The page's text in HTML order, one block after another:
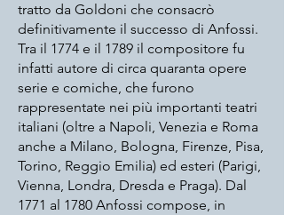
tratto da Goldoni che consacrò
definitivamente il successo di Anfossi.
Tra il 1774 e il 1789 il compositore fu
infatti autore di circa quaranta opere
serie e comiche, che furono
rappresentate nei più importanti teatri
italiani (oltre a Napoli, Venezia e Roma
anche a Milano, Bologna, Firenze, Pisa,
Torino, Reggio Emilia) ed esteri (Parigi,
Vienna, Londra, Dresda e Praga). Dal
1771 al 1780 Anfossi compose, in